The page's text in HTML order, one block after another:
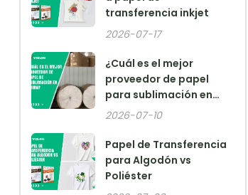
transferencia inkjet
2026-07-17
¿Cuál es el mejor
proveedor de papel
para sublimación en
China?
2026-07-10
Papel de Transferencia
para Algodón vs
Poliéster